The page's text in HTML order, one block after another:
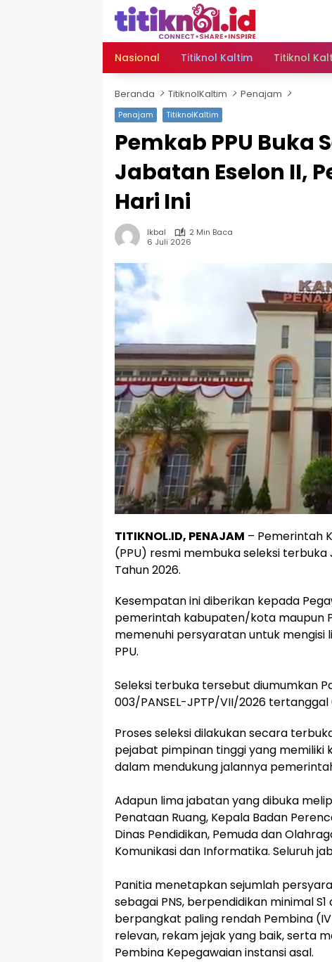
Nasional Titiknol Kaltim Titiknol
Beranda TitiknolKaltim Penajam
Penajam TitiknolKaltim
Pemkab PPU Buka
Jabatan Eselon II,
Hari Ini
Ikbal
2 Min Baca
6 Juli 2026
TITIKNOL.ID, PENAJAM – Pemerintah
(PPU) resmi membuka seleksi
Tahun 2026.
Kesempatan ini diberikan kepada
pemerintah kabupaten/kota maupun
memenuhi persyaratan untuk mengisi
PPU.
‎Seleksi terbuka tersebut diumumkan
003/PANSEL-JPTP/VII/2026 tertanggal
Proses seleksi dilakukan secara
pejabat pimpinan tinggi yang memiliki
dalam mendukung jalannya
‎Adapun lima jabatan yang dibuka
Penataan Ruang, Kepala Badan
Dinas Pendidikan, Pemuda dan
Komunikasi dan Informatika. Seluruh
‎Panitia menetapkan sejumlah
sebagai PNS, berpendidikan minimal
berpangkat paling rendah Pembina
relevan, rekam jejak yang baik, serta
Pembina Kepegawaian instansi asal.